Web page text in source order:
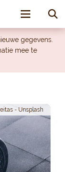
Toggle
gegevens.
mee te
- Unsplash